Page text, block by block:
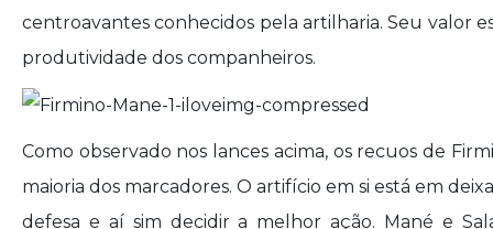
centroavantes conhecidos pela artilharia. Seu valor
produtividade dos companheiros.
Como observado nos lances acima, os recuos de
maioria dos marcadores. O artifício em si está em
defesa e aí sim decidir a melhor ação. Mané e